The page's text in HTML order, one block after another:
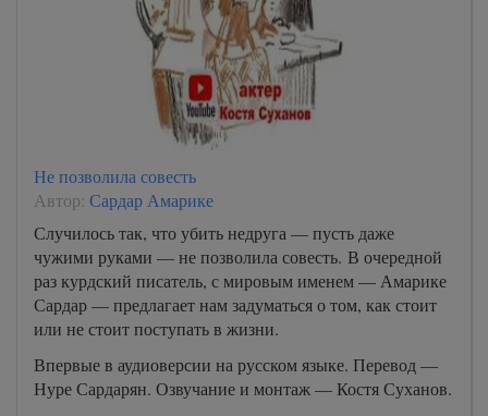
Не позволила совесть
Автор: Сардар Амарике
Случилось так, что убить недруга — пусть даже
чужими руками — не позволила совесть. В очередной
раз курдский писатель, с мировым именем — Амарике
Сардар — предлагает нам задуматься о том, как стоит
или не стоит поступать в жизни.
Впервые в аудиоверсии на русском языке. Перевод —
Нуре Сардарян. Озвучание и монтаж — Костя Суханов.